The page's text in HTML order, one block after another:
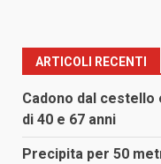
ARTICOLI RECENTI
Cadono dal
di 40 e 67 anni
Precipita per 50